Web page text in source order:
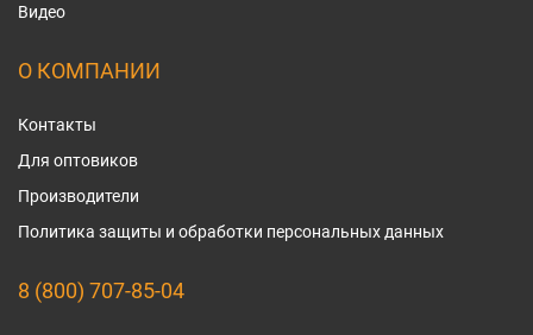
Видео
О КОМПАНИИ
Контакты
Для оптовиков
Производители
Политика защиты и обработки персональных данных
8 (800) 707-85-04